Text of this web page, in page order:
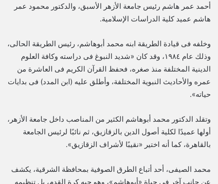
أحمد عمر هاشم رئيس جامعة الأزهر الأسبق، والدكتور محمود عمر
هاشم عميد كلية الدراسات الإسلامية.
وخلفه فى قيادة الطريقة ابنه محمد أبوهاشم، رئيس الطريقة الحالى،
وذلك عام ١٩٨٤، وقد كان «شديد النبوغ فى دراسته وكافة العلوم
الدينية المختلفة منذ صغره، فحفظ القرآن الكريم فى العاشرة من
عمره والأحاديث النبوية المختلفة، وأطلق عليه (ابن المدد) فى بدايات
حياته».
وتقلد الدكتور محمد أبوهاشم الكثير من المناصب داخل جامعة الأزهر،
أولها عميدًا لكلية أصول الدين بالزقازيق، ثم نائبًا لرئيس الجامعة
بالقاهرة، كما أنه اختير «نقيبًا لأشراف الزقازيق».
محمد الصيفى، أحد أتباع الطرق الصوفية بمحافظة الشرقية، يكشف
عن جانب آخر فى حياة «أبوهاشم»، وهو حبه كرة القدم، بل تنظيمه